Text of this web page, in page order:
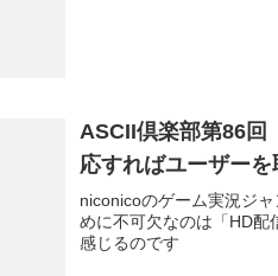
ASCII倶楽部第86回
応すればユーザーを
niconicoのゲーム実況ジ
めに不可欠なのは「HD配
感じるのです